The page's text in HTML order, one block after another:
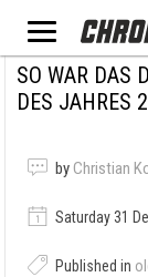
SO WAR DAS
DES JAHRES
by Christian
Saturday 31
Published in